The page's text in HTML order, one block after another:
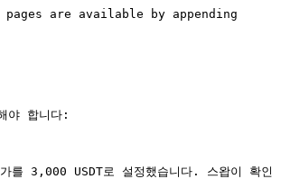
are available by appending
야 합니다:
3,000 USDT로 설정했습니다. 스왑이 확인